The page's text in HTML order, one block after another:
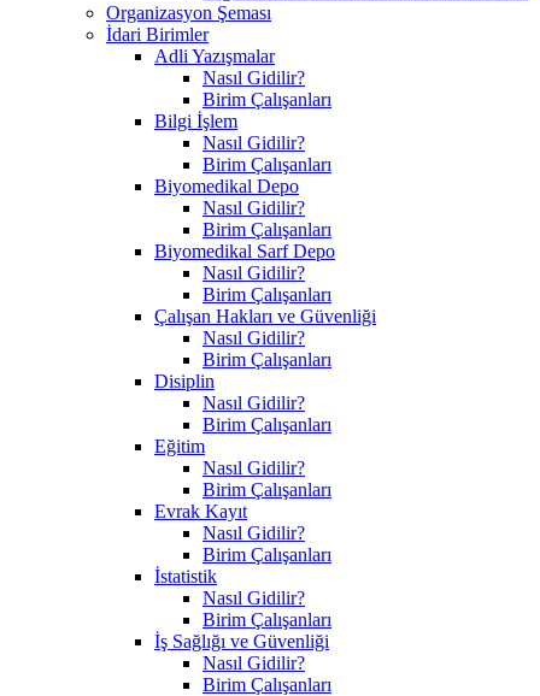
Organizasyon Şeması
İdari Birimler
Adli Yazışmalar
Nasıl Gidilir?
Birim Çalışanları
Bilgi İşlem
Nasıl Gidilir?
Birim Çalışanları
Biyomedikal Depo
Nasıl Gidilir?
Birim Çalışanları
Biyomedikal Sarf Depo
Nasıl Gidilir?
Birim Çalışanları
Çalışan Hakları ve Güvenliği
Nasıl Gidilir?
Birim Çalışanları
Disiplin
Nasıl Gidilir?
Birim Çalışanları
Eğitim
Nasıl Gidilir?
Birim Çalışanları
Evrak Kayıt
Nasıl Gidilir?
Birim Çalışanları
İstatistik
Nasıl Gidilir?
Birim Çalışanları
İş Sağlığı ve Güvenliği
Nasıl Gidilir?
Birim Çalışanları